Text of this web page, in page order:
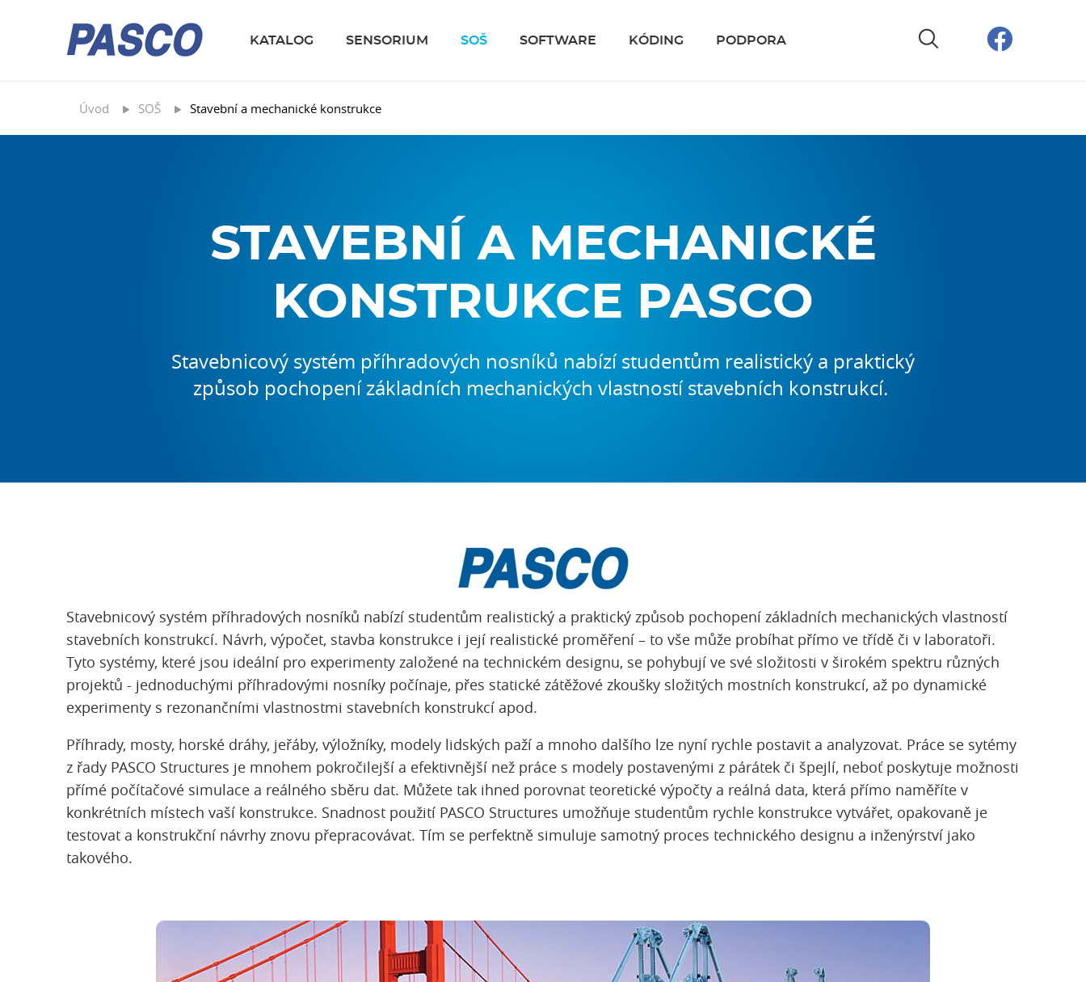
KATALOG SENSORIUM SOŠ SOFTWARE KÓDING PODPORA
Úvod SOŠ Stavební a mechanické konstrukce
STAVEBNÍ A MECHANICKÉ
KONSTRUKCE PASCO
Stavebnicový systém příhradových nosníků nabízí studentům realistický a praktický
způsob pochopení základních mechanických vlastností stavebních konstrukcí.
Stavebnicový systém příhradových nosníků nabízí studentům realistický a praktický způsob pochopení základních mechanických vlastností
stavebních konstrukcí. Návrh, výpočet, stavba konstrukce i její realistické proměření – to vše může probíhat přímo ve třídě či v laboratoři.
Tyto systémy, které jsou ideální pro experimenty založené na technickém designu, se pohybují ve své složitosti v širokém spektru různých
projektů - jednoduchými příhradovými nosníky počínaje, přes statické zátěžové zkoušky složitých mostních konstrukcí, až po dynamické
experimenty s rezonančními vlastnostmi stavebních konstrukcí apod.
Příhrady, mosty, horské dráhy, jeřáby, výložníky, modely lidských paží a mnoho dalšího lze nyní rychle postavit a analyzovat. Práce se sytémy
z řady PASCO Structures je mnohem pokročilejší a efektivnější než práce s modely postavenými z párátek či špejlí, neboť poskytuje možnosti
přímé počítačové simulace a reálného sběru dat. Můžete tak ihned porovnat teoretické výpočty a reálná data, která přímo naměříte v
konkrétních místech vaší konstrukce. Snadnost použití PASCO Structures umožňuje studentům rychle konstrukce vytvářet, opakovaně je
testovat a konstrukční návrhy znovu přepracovávat. Tím se perfektně simuluje samotný proces technického designu a inženýrství jako
takového.